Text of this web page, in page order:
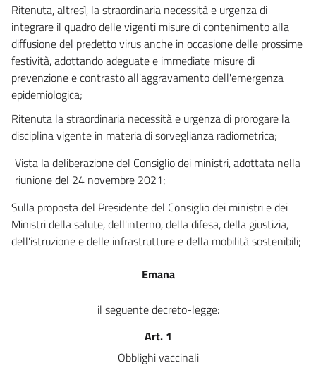
Ritenuta, altresì, la straordinaria necessità e urgenza di
integrare il quadro delle vigenti misure di contenimento alla
diffusione del predetto virus anche in occasione delle prossime
festività, adottando adeguate e immediate misure di
prevenzione e contrasto all'aggravamento dell'emergenza
epidemiologica;
Ritenuta la straordinaria necessità e urgenza di prorogare la
disciplina vigente in materia di sorveglianza radiometrica;
Vista la deliberazione del Consiglio dei ministri, adottata nella
riunione del 24 novembre 2021;
Sulla proposta del Presidente del Consiglio dei ministri e dei
Ministri della salute, dell'interno, della difesa, della giustizia,
dell'istruzione e delle infrastrutture e della mobilità sostenibili;
Emana
il seguente decreto-legge:
Art. 1
Obblighi vaccinali